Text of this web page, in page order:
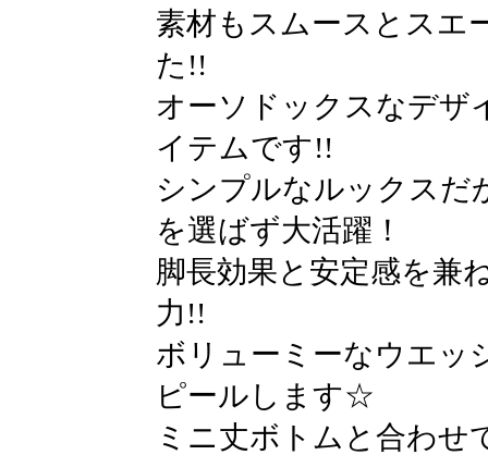
素材もスムースとスエ
た!!
オーソドックスなデザ
イテムです!!
シンプルなルックスだ
を選ばず大活躍！
脚長効果と安定感を兼
力!!
ボリューミーなウエッ
ピールします☆
ミニ丈ボトムと合わせ